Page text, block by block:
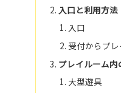
入口と利用方法
入口
受付からプ
プレイルーム
大型遊具